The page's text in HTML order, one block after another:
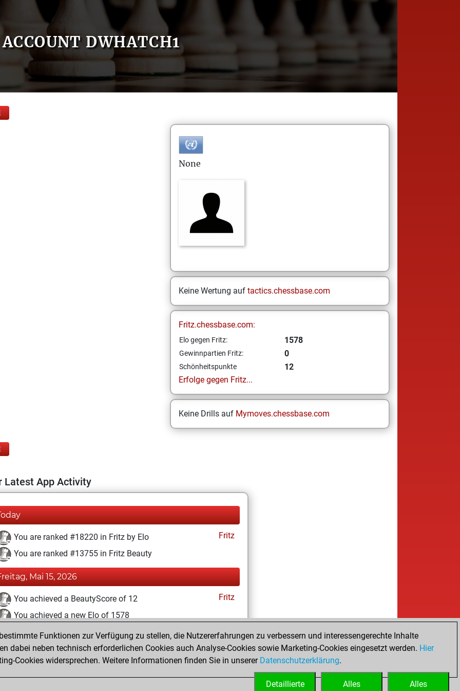
ACCOUNT DWHATCH1
None
Keine Wertung auf tactics.chessbase.com
Fritz.chessbase.com:
Elo gegen Fritz: 1578
Gewinnpartien Fritz: 0
Schönheitspunkte
12
Erfolge gegen Fritz...
Keine Drills auf Mymoves.chessbase.com
Latest App Activity
You are ranked #18220 in Fritz by Elo
Fritz
You are ranked #13755 in Fritz Beauty
Mai 15, 2026
You achieved a BeautyScore of 12
Fritz
You achieved a new Elo of 1578
Mittwoch, Oktober 30, 2024
You created your Fritz account Fritz
Funktionen zur Verfügung zu stellen, die Nutzererfahrungen zu verbessern und interessengerechte Inhalte
dabei neben technisch erforderlichen Cookies auch Analyse-Cookies sowie Marketing-Cookies eingesetzt werden. Hier
Cookies widersprechen. Weitere Informationen finden Sie in unserer Datenschutzerklärung.
Alles
Alles
Detaillierte